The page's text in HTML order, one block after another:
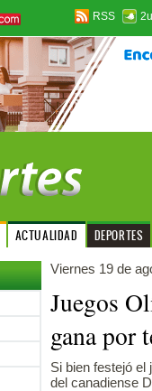
RSS
ACTUALIDAD DEPORTES
Viernes 19 de
Juegos
gana por
Si bien festejó el
del canadiense